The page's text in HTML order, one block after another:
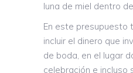
luna de miel dentro
En este presupuesto
incluir el dinero que
de boda, en el lugar
celebración e incluso